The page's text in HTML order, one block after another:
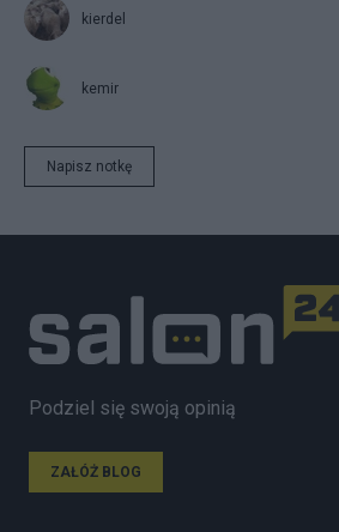
kierdel
kemir
Napisz notkę
Podziel się swoją opinią
ZAŁÓŻ BLOG